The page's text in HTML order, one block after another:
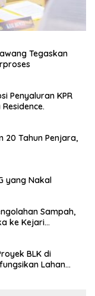
Tegaskan
Penyaluran KPR
20 Tahun Penjara,
yang Nakal
Sampah,
ke Kejari
BLK di
Lahan